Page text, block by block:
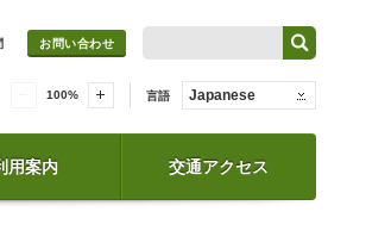
お問い合わせ
100% 言語 Japanese
用案内 交通アクセス